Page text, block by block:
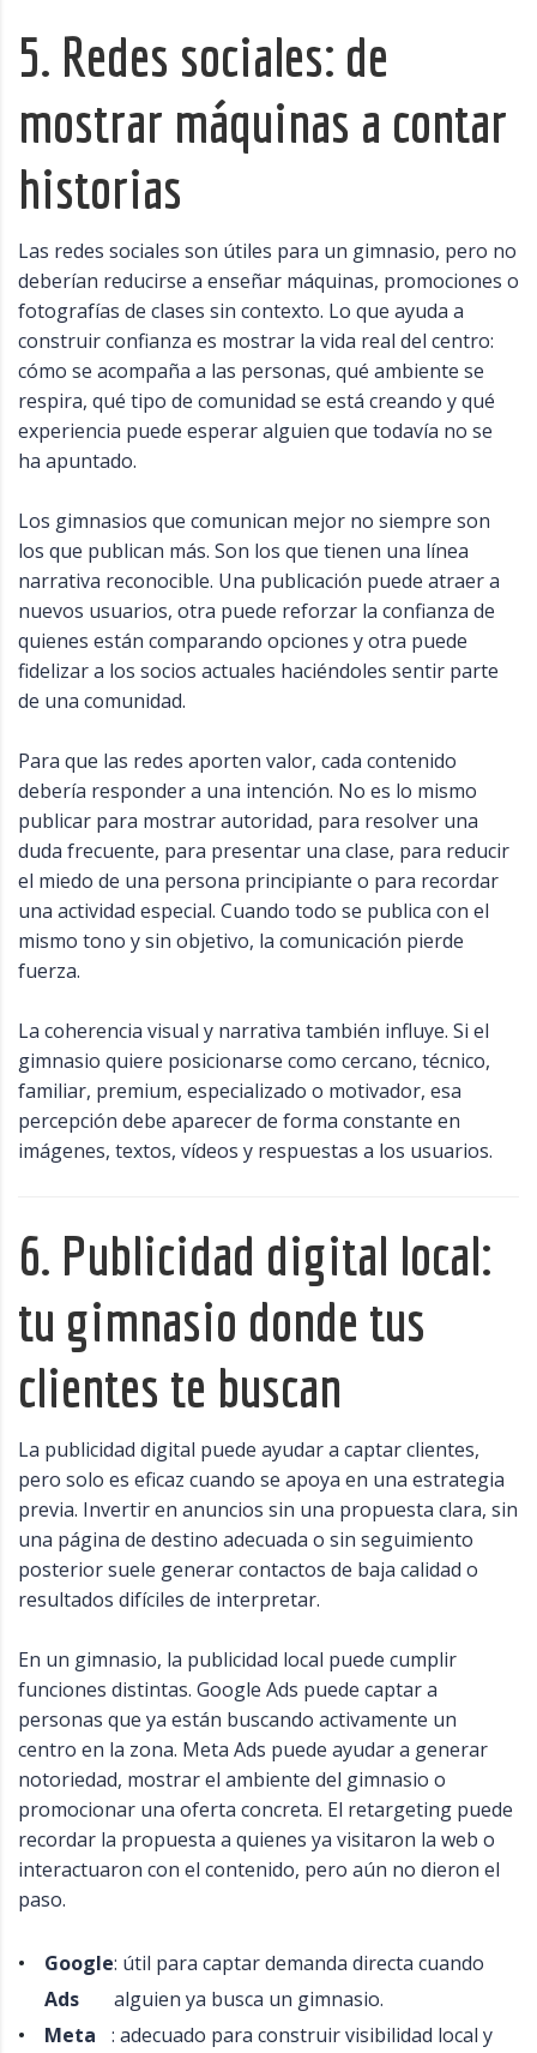
5. Redes sociales: de
mostrar máquinas a contar
historias
Las redes sociales son útiles para un gimnasio, pero no
deberían reducirse a enseñar máquinas, promociones o
fotografías de clases sin contexto. Lo que ayuda a
construir confianza es mostrar la vida real del centro:
cómo se acompaña a las personas, qué ambiente se
respira, qué tipo de comunidad se está creando y qué
experiencia puede esperar alguien que todavía no se
ha apuntado.
Los gimnasios que comunican mejor no siempre son
los que publican más. Son los que tienen una línea
narrativa reconocible. Una publicación puede atraer a
nuevos usuarios, otra puede reforzar la confianza de
quienes están comparando opciones y otra puede
fidelizar a los socios actuales haciéndoles sentir parte
de una comunidad.
Para que las redes aporten valor, cada contenido
debería responder a una intención. No es lo mismo
publicar para mostrar autoridad, para resolver una
duda frecuente, para presentar una clase, para reducir
el miedo de una persona principiante o para recordar
una actividad especial. Cuando todo se publica con el
mismo tono y sin objetivo, la comunicación pierde
fuerza.
La coherencia visual y narrativa también influye. Si el
gimnasio quiere posicionarse como cercano, técnico,
familiar, premium, especializado o motivador, esa
percepción debe aparecer de forma constante en
imágenes, textos, vídeos y respuestas a los usuarios.
6. Publicidad digital local:
tu gimnasio donde tus
clientes te buscan
La publicidad digital puede ayudar a captar clientes,
pero solo es eficaz cuando se apoya en una estrategia
previa. Invertir en anuncios sin una propuesta clara, sin
una página de destino adecuada o sin seguimiento
posterior suele generar contactos de baja calidad o
resultados difíciles de interpretar.
En un gimnasio, la publicidad local puede cumplir
funciones distintas. Google Ads puede captar a
personas que ya están buscando activamente un
centro en la zona. Meta Ads puede ayudar a generar
notoriedad, mostrar el ambiente del gimnasio o
promocionar una oferta concreta. El retargeting puede
recordar la propuesta a quienes ya visitaron la web o
interactuaron con el contenido, pero aún no dieron el
paso.
Google
Ads
: útil para captar demanda directa cuando
alguien ya busca un gimnasio.
Meta
: adecuado para construir visibilidad local y